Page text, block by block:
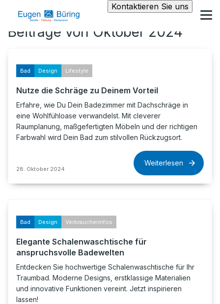
Kontaktieren Sie uns
Beiträge von Oktober 2024
Bad Design Lifestyle
Nutze die Schräge zu Deinem Vorteil
Erfahre, wie Du Dein Badezimmer mit Dachschräge in
eine Wohlfühloase verwandelst. Mit cleverer
Raumplanung, maßgefertigten Möbeln und der richtigen
Farbwahl wird Dein Bad zum stilvollen Rückzugsort.
28. Oktober 2024
Weiterlesen
Bad Design Verbraucherinfos
Elegante Schalenwaschtische für
anspruchsvolle Badewelten
Entdecken Sie hochwertige Schalenwaschtische für Ihr
Traumbad. Moderne Designs, erstklassige Materialien
und innovative Funktionen vereint. Jetzt inspirieren
lassen!